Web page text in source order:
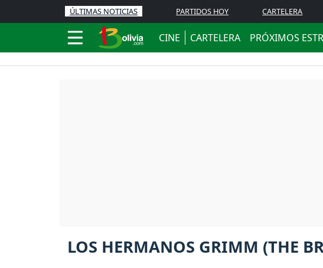
ÚLTIMAS NOTICIAS PARTIDOS HOY CARTELERA
CINE CARTELERA PRÓXIMOS
LOS HERMANOS GRIMM (THE